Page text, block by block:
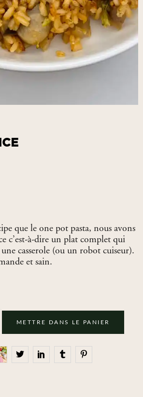
que le one pot pasta, nous avons
c’est-à-dire un plat complet qui
casserole (ou un robot cuiseur).
et sain.
METTRE DANS LE PANIER